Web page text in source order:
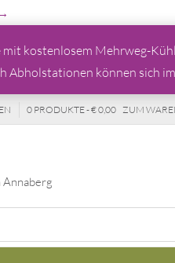
kostenlosem Mehrweg-
Abholstationen können sich
0 PRODUKTE - € 0,00 ZUM